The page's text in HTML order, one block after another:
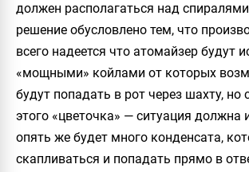
должен располагаться над
решение обусловлено тем, что
всего надеется что атомайзер будут
«мощными» койлами от которых
будут попадать в рот через шахту,
этого «цветочка» — ситуация должна
опять же будет много конденсата,
скапливаться и попадать прямо в